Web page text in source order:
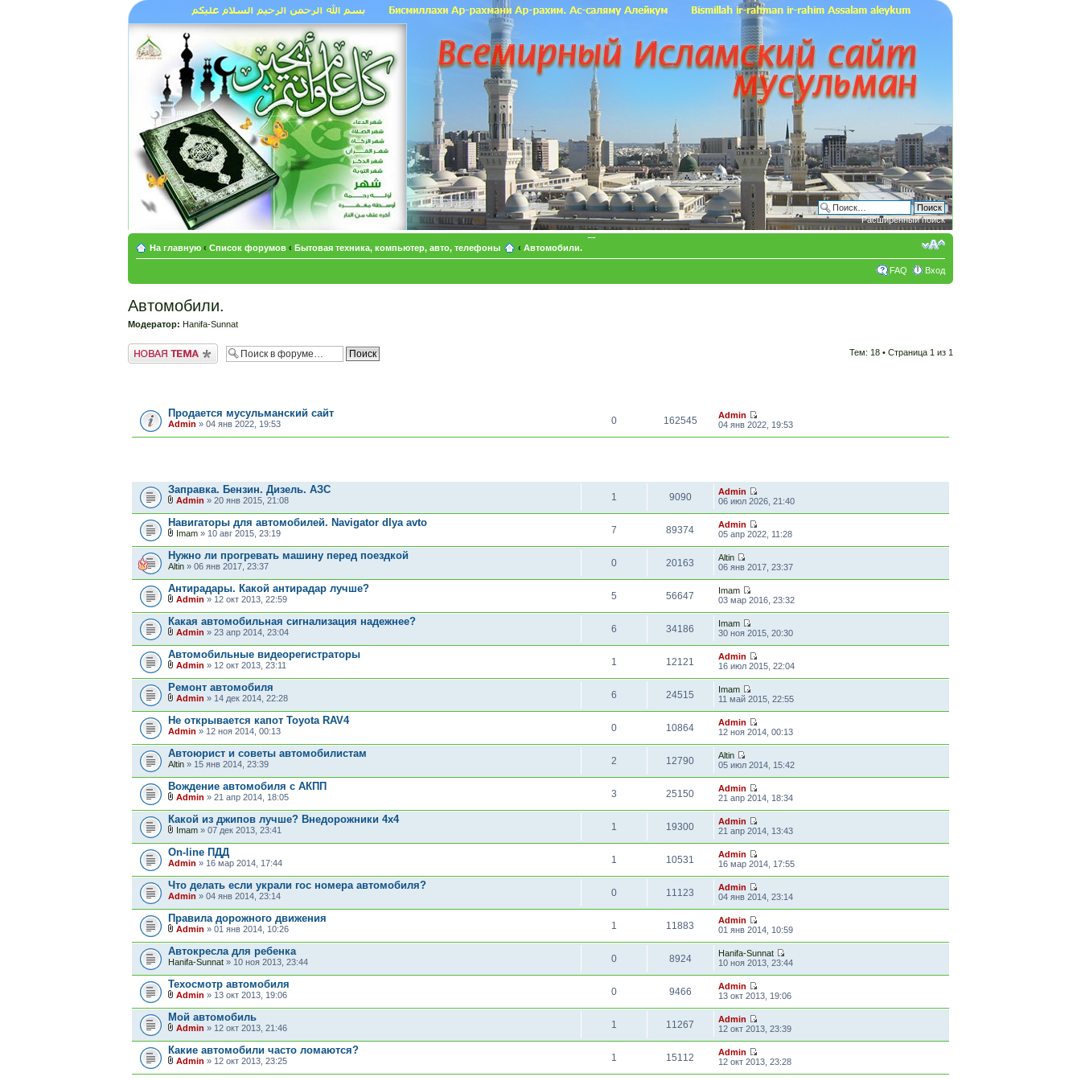
Расширенный поиск
На главную ‹ Список форумов ‹ Бытовая техника, компьютер, авто, телефоны ‹ Автомобили.
FAQ Вход
Автомобили.
Модератор: Hanifa-Sunnat
Новая тема Тем: 18 • Страница 1 из 1
Продается мусульманский сайт
Admin » 04 янв 2022, 19:53 0 162545
Admin
04 янв 2022, 19:53
Заправка. Бензин. Дизель. АЗС
Admin » 20 янв 2015, 21:08 1 9090
Admin
06 июл 2026, 21:40
Навигаторы для автомобилей. Navigator dlya avto
Imam » 10 авг 2015, 23:19 7 89374
Admin
05 апр 2022, 11:28
Нужно ли прогревать машину перед поездкой
Altin » 06 янв 2017, 23:37 0 20163
Altin
06 янв 2017, 23:37
Антирадары. Какой антирадар лучше?
Admin » 12 окт 2013, 22:59 5 56647
Imam
03 мар 2016, 23:32
Какая автомобильная сигнализация надежнее?
Admin » 23 апр 2014, 23:04 6 34186
Imam
30 ноя 2015, 20:30
Автомобильные видеорегистраторы
Admin » 12 окт 2013, 23:11 1 12121
Admin
16 июл 2015, 22:04
Ремонт автомобиля
Admin » 14 дек 2014, 22:28 6 24515
Imam
11 май 2015, 22:55
Не открывается капот Toyota RAV4
Admin » 12 ноя 2014, 00:13 0 10864
Admin
12 ноя 2014, 00:13
Автоюрист и советы автомобилистам
Altin » 15 янв 2014, 23:39 2 12790
Altin
05 июл 2014, 15:42
Вождение автомобиля с АКПП
Admin » 21 апр 2014, 18:05 3 25150
Admin
21 апр 2014, 18:34
Какой из джипов лучше? Внедорожники 4х4
Imam » 07 дек 2013, 23:41 1 19300
Admin
21 апр 2014, 13:43
On-line ПДД
Admin » 16 мар 2014, 17:44 1 10531
Admin
16 мар 2014, 17:55
Что делать если украли гос номера автомобиля?
Admin » 04 янв 2014, 23:14 0 11123
Admin
04 янв 2014, 23:14
Правила дорожного движения
Admin » 01 янв 2014, 10:26 1 11883
Admin
01 янв 2014, 10:59
Автокресла для ребенка
Hanifa-Sunnat » 10 ноя 2013, 23:44 0 8924
Hanifa-Sunnat
10 ноя 2013, 23:44
Техосмотр автомобиля
Admin » 13 окт 2013, 19:06 0 9466
Admin
13 окт 2013, 19:06
Мой автомобиль
Admin » 12 окт 2013, 21:46 1 11267
Admin
12 окт 2013, 23:39
Какие автомобили часто ломаются?
Admin » 12 окт 2013, 23:25 1 15112
Admin
12 окт 2013, 23:28